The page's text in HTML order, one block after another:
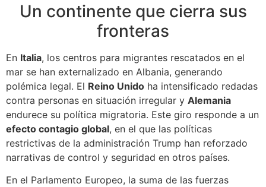
Un continente que cierra sus
fronteras
En Italia, los centros para migrantes rescatados en el
mar se han externalizado en Albania, generando
polémica legal. El Reino Unido ha intensificado redadas
contra personas en situación irregular y Alemania
endurece su política migratoria. Este giro responde a un
efecto contagio global, en el que las políticas
restrictivas de la administración Trump han reforzado
narrativas de control y seguridad en otros países.
En el Parlamento Europeo, la suma de las fuerzas